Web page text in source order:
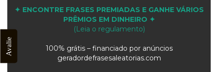
✦ ENCONTRE FRASES PREMIADAS E GANHE VÁRIOS
PRÊMIOS EM DINHEIRO ✦
(Leia o regulamento)
100% grátis – financiado por anúncios
geradordefrasesaleatorias.com
Avalie